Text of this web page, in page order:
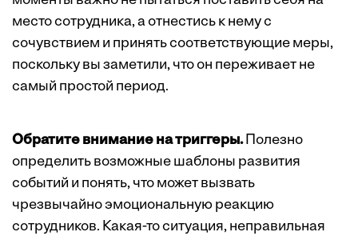
место сотрудника, а отнестись к нему с
сочувствием и принять соответствующие меры,
поскольку вы заметили, что он переживает не
самый простой период.
Обратите внимание на триггеры.Полезно
определить возможные шаблоны развития
событий и понять, что может вызвать
чрезвычайно эмоциональную реакцию
сотрудников. Какая-то ситуация, неправильная